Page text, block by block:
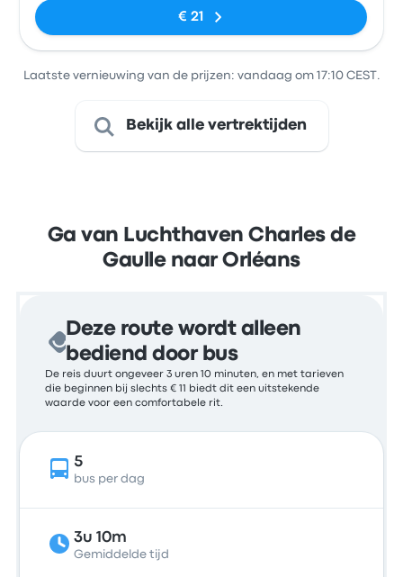
€ 21
Laatste vernieuwing van de prijzen: vandaag om 17:10 CEST.
Bekijk alle vertrektijden
Ga van Luchthaven Charles de
Gaulle naar Orléans
Deze route wordt alleen
bediend door bus
De reis duurt ongeveer 3 uren 10 minuten, en met tarieven
die beginnen bij slechts € 11 biedt dit een uitstekende
waarde voor een comfortabele rit.
5
bus per dag
3u 10m
Gemiddelde tijd